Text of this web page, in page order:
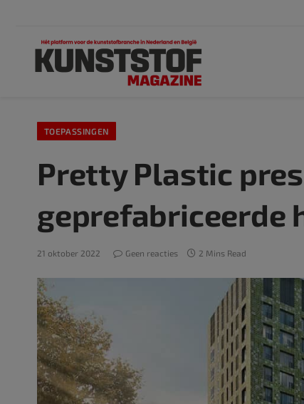
TOEPASSINGEN
Pretty Plastic
geprefabriceerde
21 oktober 2022 Geen reacties 2 Mins Read